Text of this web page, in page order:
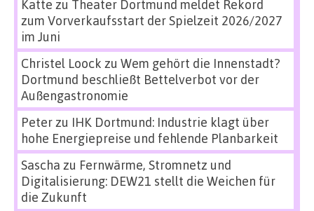
Katte zu Theater Dortmund meldet Rekord
zum Vorverkaufsstart der Spielzeit 2026/2027
im Juni
Christel Loock zu Wem gehört die Innenstadt?
Dortmund beschließt Bettelverbot vor der
Außengastronomie
Peterzu IHK Dortmund: Industrie klagt über
hohe Energiepreise und fehlende Planbarkeit
Sascha zu Fernwärme, Stromnetz und
Digitalisierung: DEW21 stellt die Weichen für
die Zukunft